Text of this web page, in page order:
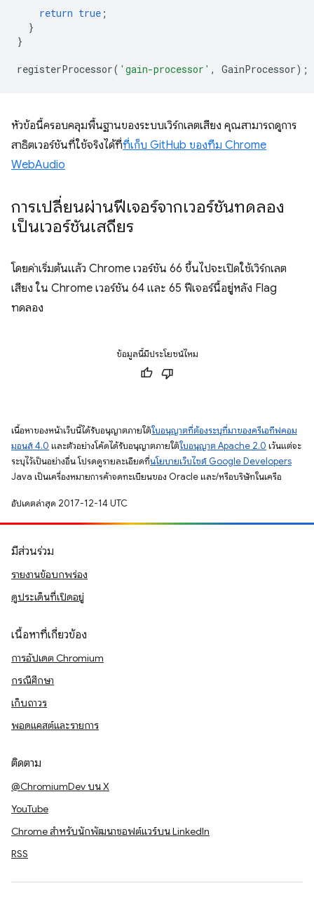
return true ;
}
}
registerProcessor( 'gain-processor' , GainProcessor);
หัวข้อนี้ครอบคลุมพื้นฐานของระบบเวิร์กเลตเสียง คุณสามารถดูการ
สาธิตเวอร์ชันที่ใช้จริงได้ที่ที่เก็บ GitHub ของทีม Chrome
WebAudio
การเปลี่ยนผ่านฟีเจอร์จากเวอร์ชันทดลอง
เป็นเวอร์ชันเสถียร
โดยค่าเริ่มต้นแล้ว Chrome เวอร์ชัน 66 ขึ้นไปจะเปิดใช้เวิร์กเลต
เสียง ใน Chrome เวอร์ชัน 64 และ 65 ฟีเจอร์นี้อยู่หลัง Flag
ทดลอง
ข้อมูลนี้มีประโยชน์ไหม
เนื้อหาของหน้าเว็บนี้ได้รับอนุญาตภายใต้ใบอนุญาตที่ต้องระบุที่มาของครีเอทีฟคอม
มอนส์ 4.0 และตัวอย่างโค้ดได้รับอนุญาตภายใต้ใบอนุญาต Apache 2.0 เว้นแต่จะ
ระบุไว้เป็นอย่างอื่น โปรดดูรายละเอียดที่นโยบายเว็บไซต์ Google Developers
Java เป็นเครื่องหมายการค้าจดทะเบียนของ Oracle และ/หรือบริษัทในเครือ
อัปเดตล่าสุด 2017-12-14 UTC
มีส่วนร่วม
รายงานข้อบกพร่อง
ดูประเด็นที่เปิดอยู่
เนื้อหาที่เกี่ยวข้อง
การอัปเดต Chromium
กรณีศึกษา
เก็บถาวร
พอดแคสต์และรายการ
ติดตาม
@ChromiumDev บน X
YouTube
Chrome สำหรับนักพัฒนาซอฟต์แวร์บน LinkedIn
RSS